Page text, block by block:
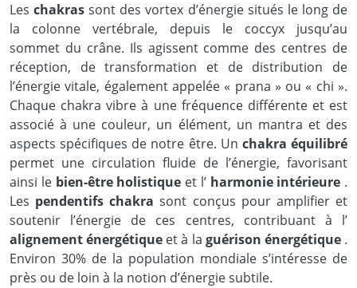
Leschakrassont des vortex d’énergie situés le long de
la colonne vertébrale, depuis le coccyx jusqu’au
sommet du crâne. Ils agissent comme des centres de
réception, de transformation et de distribution de
l’énergie vitale, également appelée « prana » ou « chi ».
Chaque chakra vibre à une fréquence différente et est
associé à une couleur, un élément, un mantra et des
aspects spécifiques de notre être. Un chakra équilibré
permet une circulation fluide de l’énergie, favorisant
ainsi le bien-être holistique et l’ harmonie intérieure .
Les pendentifs chakrasont conçus pour amplifier et
soutenir l’énergie de ces centres, contribuant à l’
alignement énergétique et à la guérison énergétique .
Environ 30% de la population mondiale s’intéresse de
près ou de loin à la notion d’énergie subtile.